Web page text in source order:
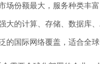
场份额最大，服务种类丰富
大的计算、存储、数据库、
的国际网络覆盖，适合全球